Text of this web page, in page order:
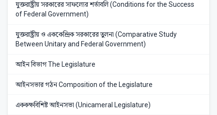
যুক্তরাষ্ট্রীয় সরকারের সাফল্যের শর্তাবলি (Conditions for the Success
of Federal Government)
যুক্তরাষ্ট্রীয় ও এককেন্দ্রিক সরকারের তুলনা (Comparative Study
Between Unitary and Federal Government)
আইন বিভাগ The Legislature
আইনসভার গঠন Composition of the Legislature
এককক্ষবিশিষ্ট আইনসভা (Unicameral Legislature)